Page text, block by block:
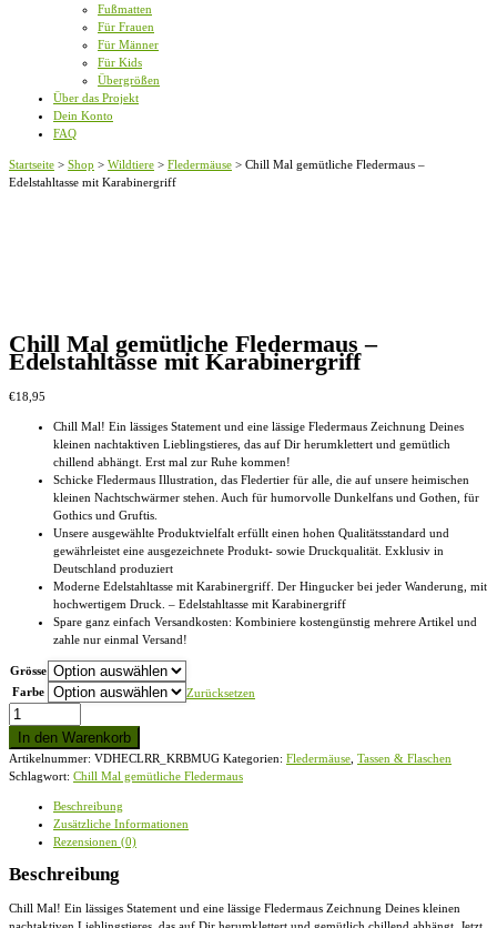
Fußmatten
Für Frauen
Für Männer
Für Kids
Übergrößen
Über das Projekt
Dein Konto
FAQ
Startseite > Shop > Wildtiere > Fledermäuse > Chill Mal gemütliche Fledermaus –
Edelstahltasse mit Karabinergriff
Chill Mal gemütliche Fledermaus –
Edelstahltasse mit Karabinergriff
€18,95
Chill Mal! Ein lässiges Statement und eine lässige Fledermaus Zeichnung Deines
kleinen nachtaktiven Lieblingstieres, das auf Dir herumklettert und gemütlich
chillend abhängt. Erst mal zur Ruhe kommen!
Schicke Fledermaus Illustration, das Fledertier für alle, die auf unsere heimischen
kleinen Nachtschwärmer stehen. Auch für humorvolle Dunkelfans und Gothen, für
Gothics und Gruftis.
Unsere ausgewählte Produktvielfalt erfüllt einen hohen Qualitätsstandard und
gewährleistet eine ausgezeichnete Produkt- sowie Druckqualität. Exklusiv in
Deutschland produziert
Moderne Edelstahltasse mit Karabinergriff. Der Hingucker bei jeder Wanderung, mit
hochwertigem Druck. – Edelstahltasse mit Karabinergriff
Spare ganz einfach Versandkosten: Kombiniere kostengünstig mehrere Artikel und
zahle nur einmal Versand!
Grösse
Farbe
Zurücksetzen
Chill
Mal
gemütliche
Fledermaus
-
Edelstahltasse
Karabinergriff
In den Warenkorb
Artikelnummer: VDHECLRR_KRBMUG Kategorien: Fledermäuse Tassen & Flaschen
Schlagwort: Chill Mal gemütliche Fledermaus
Beschreibung
Zusätzliche Informationen
Rezensionen (0)
Beschreibung
Chill Mal! Ein lässiges Statement und eine lässige Fledermaus Zeichnung Deines kleinen